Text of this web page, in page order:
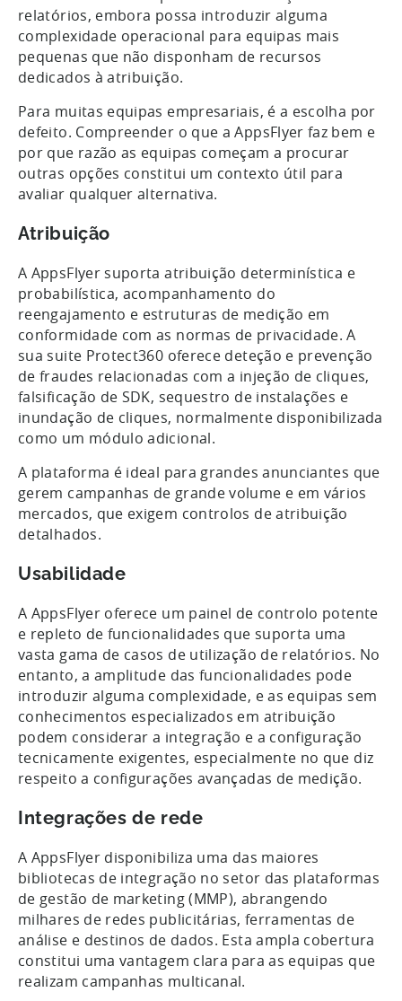
relatórios, embora possa introduzir alguma
complexidade operacional para equipas mais
pequenas que não disponham de recursos
dedicados à atribuição.
Para muitas equipas empresariais, é a escolha por
defeito. Compreender o que a AppsFlyer faz bem e
por que razão as equipas começam a procurar
outras opções constitui um contexto útil para
avaliar qualquer alternativa.
Atribuição
A AppsFlyer suporta atribuição determinística e
probabilística, acompanhamento do
reengajamento e estruturas de medição em
conformidade com as normas de privacidade. A
sua suite Protect360 oferece deteção e prevenção
de fraudes relacionadas com a injeção de cliques,
falsificação de SDK, sequestro de instalações e
inundação de cliques, normalmente disponibilizada
como um módulo adicional.
A plataforma é ideal para grandes anunciantes que
gerem campanhas de grande volume e em vários
mercados, que exigem controlos de atribuição
detalhados.
Usabilidade
A AppsFlyer oferece um painel de controlo potente
e repleto de funcionalidades que suporta uma
vasta gama de casos de utilização de relatórios. No
entanto, a amplitude das funcionalidades pode
introduzir alguma complexidade, e as equipas sem
conhecimentos especializados em atribuição
podem considerar a integração e a configuração
tecnicamente exigentes, especialmente no que diz
respeito a configurações avançadas de medição.
Integrações de rede
A AppsFlyer disponibiliza uma das maiores
bibliotecas de integração no setor das plataformas
de gestão de marketing (MMP), abrangendo
milhares de redes publicitárias, ferramentas de
análise e destinos de dados. Esta ampla cobertura
constitui uma vantagem clara para as equipas que
realizam campanhas multicanal.